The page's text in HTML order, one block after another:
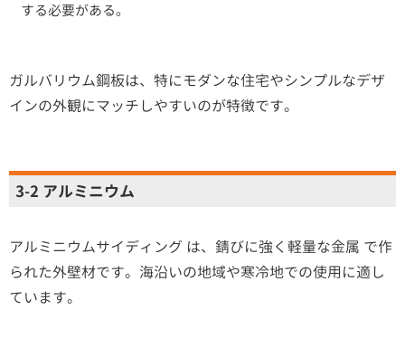
する必要がある。
ガルバリウム鋼板は、特にモダンな住宅やシンプルなデザ
インの外観にマッチしやすいのが特徴です。
3-2 アルミニウム
アルミニウムサイディング は、錆びに強く軽量な金属 で作
られた外壁材です。海沿いの地域や寒冷地での使用に適し
ています。